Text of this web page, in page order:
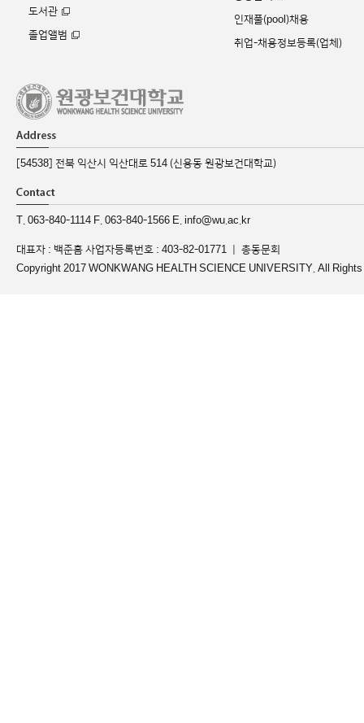
도서관
졸업앨범
인재풀(pool)채용
취업-채용정보등록(업체)
[54538] 전북 익산시 익산대로 514 (신용동 원광보건대학교)
T. 063-840-1114 F. 063-840-1566 E. info@wu.ac.kr
대표자 : 백준흠 사업자등록번호 : 403-82-01771 ｜ 총동문회
Copyright 2017 WONKWANG HEALTH SCIENCE UNIVERSITY. All